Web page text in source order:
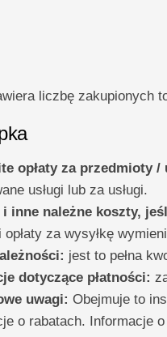
liczbę zakupionych
opłaty za przedmioty /
usługi lub za usługi.
i inne należne koszty,
opłaty za wysyłkę
jest to pełna
dotyczące płatności:
uwagi: Obejmuje to
o rabatach. Informacje